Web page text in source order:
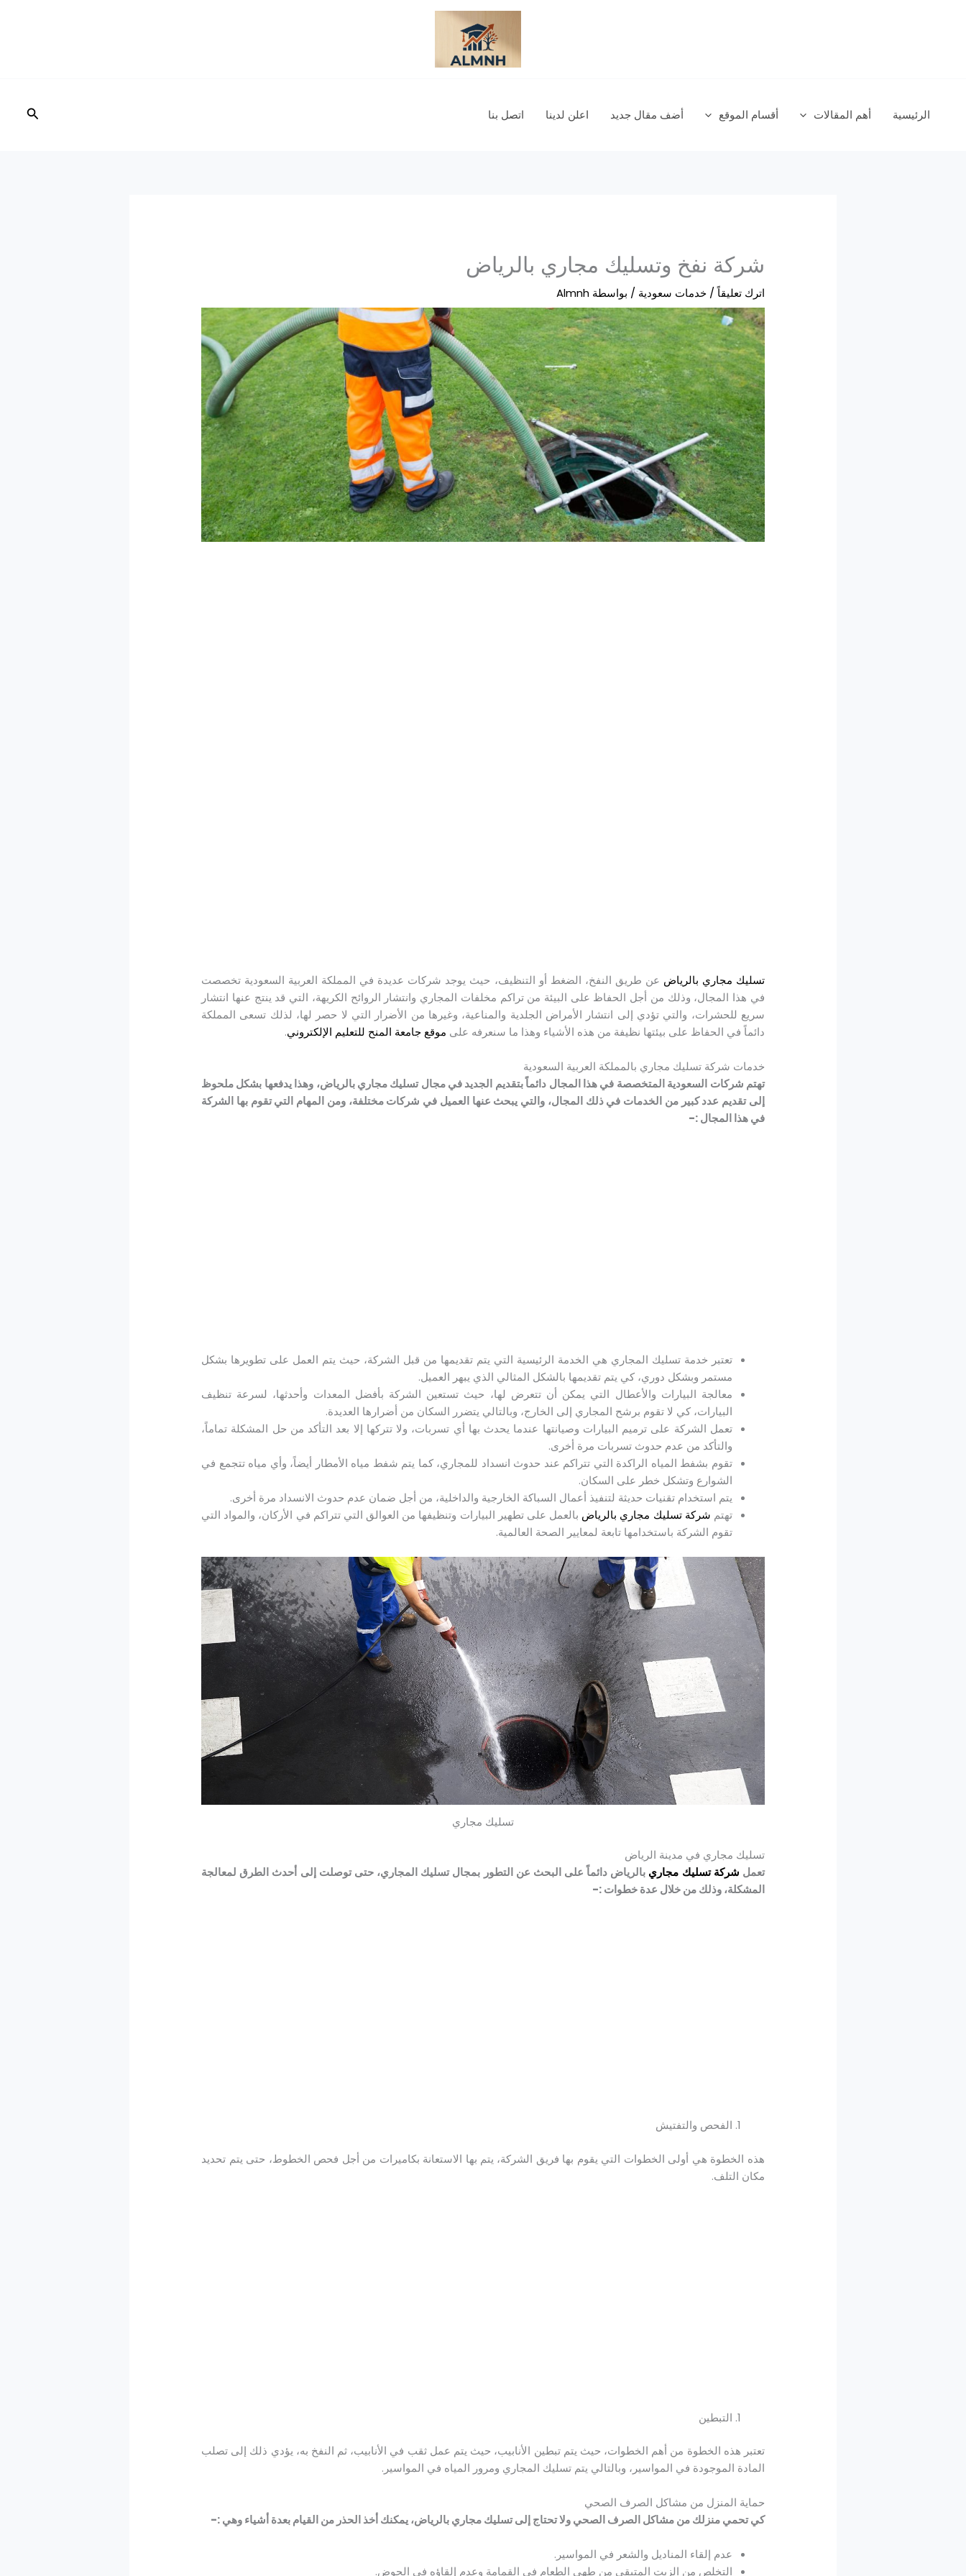
الرئيسية أهم المقالات أقسام الموقع أضف مقال جديد اعلن لدينا اتصل بنا البحث
شركة نفخ وتسليك مجاري بالرياض
اترك تعليقاً/خدمات سعودية / بواسطة Almnh
تسليك مجاري بالرياض عن طريق النفخ، الضغط أو التنظيف، حيث يوجد شركات عديدة في المملكة العربية السعودية تخصصت
في هذا المجال، وذلك من أجل الحفاظ على البيئة من تراكم مخلفات المجاري وانتشار الروائح الكريهة، التي قد ينتج عنها انتشار
سريع للحشرات، والتي تؤدي إلى انتشار الأمراض الجلدية والمناعية، وغيرها من الأضرار التي لا حصر لها، لذلك تسعى المملكة
دائماً في الحفاظ على بيئتها نظيفة من هذه الأشياء وهذا ما سنعرفه على موقع جامعة المنح للتعليم الإلكتروني.
خدمات شركة تسليك مجاري بالمملكة العربية السعودية
تهتم شركات السعودية المتخصصة في هذا المجال دائماً بتقديم الجديد في مجال تسليك مجاري بالرياض، وهذا يدفعها بشكل ملحوظ
إلى تقديم عدد كبير من الخدمات في ذلك المجال، والتي يبحث عنها العميل في شركات مختلفة، ومن المهام التي تقوم بها الشركة
في هذا المجال :-
تعتبر خدمة تسليك المجاري هي الخدمة الرئيسية التي يتم تقديمها من قبل الشركة، حيث يتم العمل على تطويرها بشكل
مستمر وبشكل دوري، كي يتم تقديمها بالشكل المثالي الذي يبهر العميل.
معالجة البيارات والأعطال التي يمكن أن تتعرض لها، حيث تستعين الشركة بأفضل المعدات وأحدثها، لسرعة تنظيف
البيارات، كي لا تقوم برشح المجاري إلى الخارج، وبالتالي يتضرر السكان من أضرارها العديدة.
تعمل الشركة على ترميم البيارات وصيانتها عندما يحدث بها أي تسربات، ولا تتركها إلا بعد التأكد من حل المشكلة تماماً،
والتأكد من عدم حدوث تسربات مرة أخرى.
تقوم بشفط المياه الراكدة التي تتراكم عند حدوث انسداد للمجاري، كما يتم شفط مياه الأمطار أيضاً، وأي مياه تتجمع في
الشوارع وتشكل خطر على السكان.
يتم استخدام تقنيات حديثة لتنفيذ أعمال السباكة الخارجية والداخلية، من أجل ضمان عدم حدوث الانسداد مرة أخرى.
تهتم شركة تسليك مجاري بالرياض بالعمل على تطهير البيارات وتنظيفها من العوالق التي تتراكم في الأركان، والمواد التي
تقوم الشركة باستخدامها تابعة لمعايير الصحة العالمية.
تسليك مجاري
تسليك مجاري في مدينة الرياض
تعمل شركة تسليك مجاري بالرياض دائماً على البحث عن التطور بمجال تسليك المجاري، حتى توصلت إلى أحدث الطرق لمعالجة
المشكلة، وذلك من خلال عدة خطوات :-
الفحص والتفتيش
هذه الخطوة هي أولى الخطوات التي يقوم بها فريق الشركة، يتم بها الاستعانة بكاميرات من أجل فحص الخطوط، حتى يتم تحديد
مكان التلف.
التبطين
تعتبر هذه الخطوة من أهم الخطوات، حيث يتم تبطين الأنابيب، حيث يتم عمل ثقب في الأنابيب، ثم النفخ به، يؤدي ذلك إلى تصلب
المادة الموجودة في المواسير، وبالتالي يتم تسليك المجاري ومرور المياه في المواسير.
حماية المنزل من مشاكل الصرف الصحي
كي تحمي منزلك من مشاكل الصرف الصحي ولا تحتاج إلى تسليك مجاري بالرياض، يمكنك أخذ الحذر من القيام بعدة أشياء وهي :-
عدم إلقاء المناديل والشعر في المواسير.
التخلص من الزيت المتبقي من طهي الطعام في القمامة وعدم إلقاؤه في الحوض.